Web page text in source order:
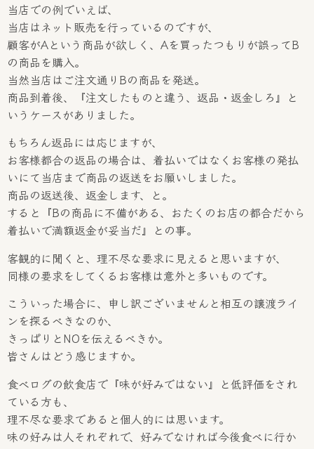
当店での例でいえば、
当店はネット販売を行っているのですが、
顧客がAという商品が欲しく、Aを買ったつもりが誤ってB
の商品を購入。
当然当店はご注文通りBの商品を発送。
商品到着後、『注文したものと違う、返品・返金しろ』と
いうケースがありました。
もちろん返品には応じますが、
お客様都合の返品の場合は、着払いではなくお客様の発払
いにて当店まで商品の返送をお願いしました。
商品の返送後、返金します、と。
すると『Bの商品に不備がある、おたくのお店の都合だから
着払いで満額返金が妥当だ』との事。
客観的に聞くと、理不尽な要求に見えると思いますが、
同様の要求をしてくるお客様は意外と多いものです。
こういった場合に、申し訳ございませんと相互の譲渡ライ
ンを探るべきなのか、
きっぱりとNOを伝えるべきか。
皆さんはどう感じますか。
食べログの飲食店で『味が好みではない』と低評価をされ
ている方も、
理不尽な要求であると個人的には思います。
味の好みは人それぞれで、好みでなければ今後食べに行か